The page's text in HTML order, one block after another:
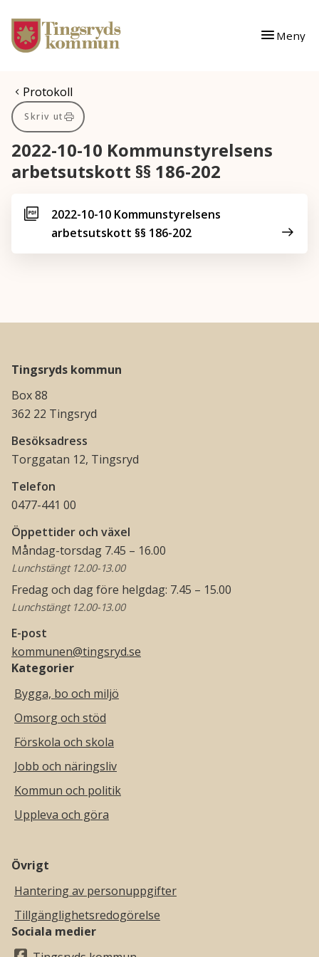
Gå till innehåll
Gå till huvudmeny
Meny
Du är här:
Protokoll
Skriv ut
2022-10-10 Kommunstyrelsens
arbetsutskott §§ 186-202
2022-10-10 Kommunstyrelsens
arbetsutskott §§ 186-202
Tingsryds kommun
Box 88
362 22 Tingsryd
Besöksadress
Torggatan 12, Tingsryd
Telefon
0477-441 00
Öppettider och växel
Måndag-torsdag 7.45 – 16.00
Lunchstängt 12.00-13.00
Fredag och dag före helgdag: 7.45 – 15.00
Lunchstängt 12.00-13.00
E-post
kommunen@tingsryd.se
Kategorier
Bygga, bo och miljö
Omsorg och stöd
Förskola och skola
Jobb och näringsliv
Kommun och politik
Uppleva och göra
Övrigt
Hantering av personuppgifter
Tillgänglighetsredogörelse
Sociala medier